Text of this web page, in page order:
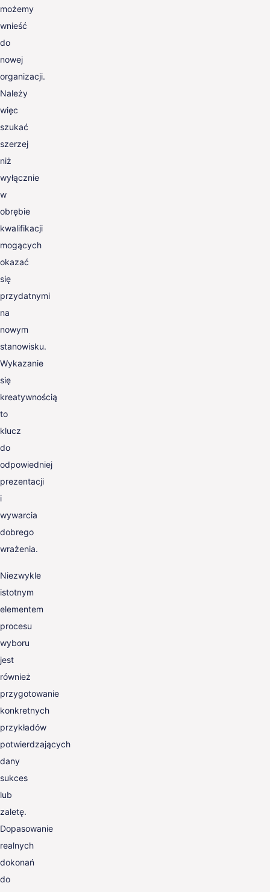
możemy
wnieść
do
nowej
organizacji.
Należy
więc
szukać
szerzej
niż
wyłącznie
w
obrębie
kwalifikacji
mogących
okazać
się
przydatnymi
na
nowym
stanowisku.
Wykazanie
się
kreatywnością
to
klucz
do
odpowiedniej
prezentacji
i
wywarcia
dobrego
wrażenia.
Niezwykle
istotnym
elementem
procesu
wyboru
jest
również
przygotowanie
konkretnych
przykładów
potwierdzających
dany
sukces
lub
zaletę.
Dopasowanie
realnych
dokonań
do